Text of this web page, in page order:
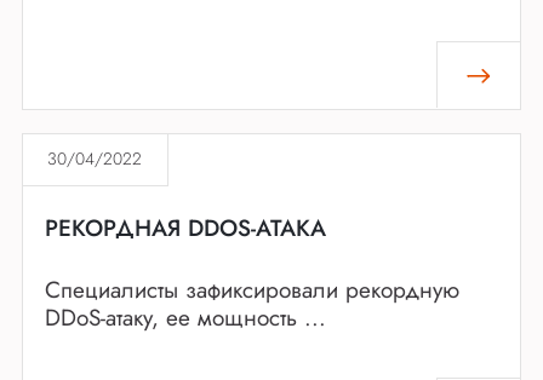
30/04/2022
РЕКОРДНАЯ DDOS-АТАКА
Специалисты зафиксировали рекордную
DDoS-атаку, ее мощность ...